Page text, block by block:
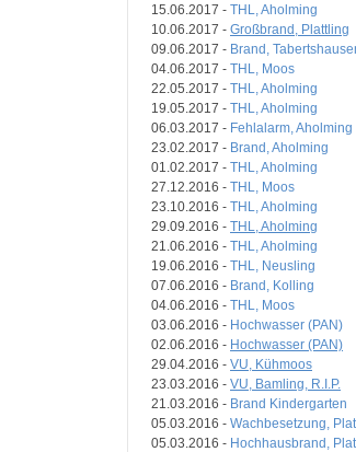
15.06.2017 - THL, Aholming
10.06.2017 - Großbrand, Plattling
09.06.2017 - Brand,
04.06.2017 - THL, Moos
22.05.2017 - THL, Aholming
19.05.2017 - THL, Aholming
06.03.2017 - Fehlalarm, Aholming
23.02.2017 - Brand, Aholming
01.02.2017 - THL, Aholming
27.12.2016 - THL, Moos
23.10.2016 - THL, Aholming
29.09.2016 - THL, Aholming
21.06.2016 - THL, Aholming
19.06.2016 - THL, Neusling
07.06.2016 - Brand, Kolling
04.06.2016 - THL, Moos
03.06.2016 - Hochwasser (PAN)
02.06.2016 - Hochwasser (PAN)
29.04.2016 - VU, Kühmoos
23.03.2016 - VU, Bamling, R.I.P.
21.03.2016 - Brand Kindergarten
05.03.2016 - Wachbesetzung,
05.03.2016 - Hochhausbrand,